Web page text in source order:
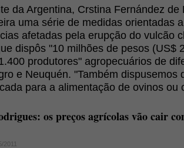
da Argentina, Crstina Fernández de
uma série de medidas orientadas
afetadas pela erupção do vulcão
dispôs "10 milhões de pesos (US$
produtores" agropecuários de
e Neuquén. "Também dispusemos
para a alimentação de ovinos ou
os preços agrícolas vão cair
2011